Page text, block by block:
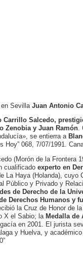
en Sevilla Juan Antonio
Carrillo Salcedo,
Zenobia y Juan Ramón.
se entierra a
Hoy” 068, 7/07/1991.
(Morón de la Frontera
cualificado experto en
La Haya (Holanda),
Público y Privado y
de Derecho de la
Derechos Humanos y
la Cruz de Honor de
X el Sabio; la Medalla de
en 2001. El jurista
y Huelva, y